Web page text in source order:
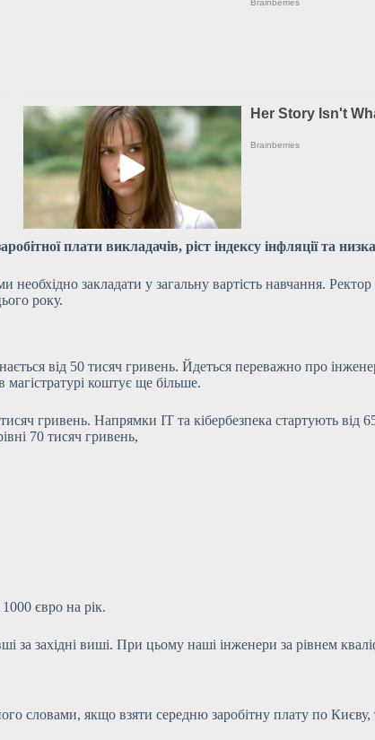
плати викладачів, ріст індексу інфляції та
закладати у загальну вартість навчання.
року.
від 50 тисяч гривень. Йдеться переважно про
коштує ще більше.
гривень. Напрямки IT та кібербезпека стартують від
70 тисяч гривень,
євро на рік.
західні виші. При цьому наші інженери за рівнем
словами, якщо взяти середню заробітну плату по Києву,